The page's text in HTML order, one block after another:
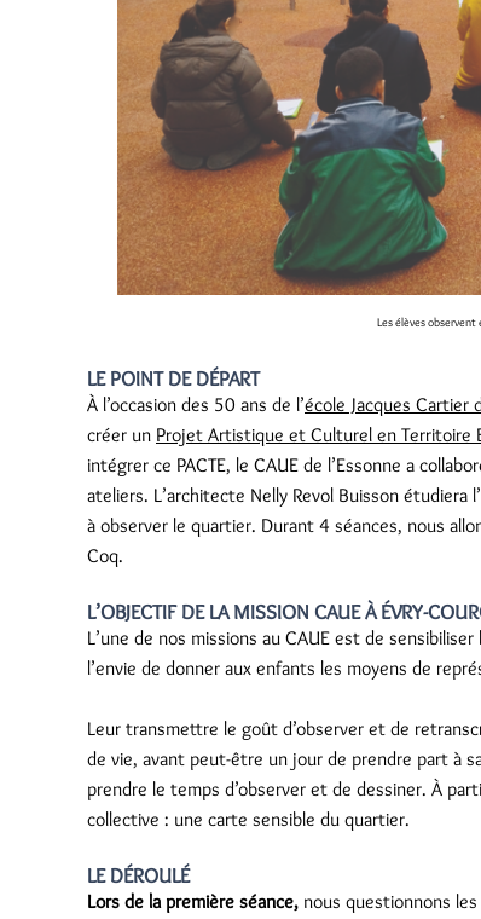
Les élèves
LE POINT DE DÉPART
À l’occasion des 50 ans de l’école Jacques Cartier
créer un Projet Artistique et Culturel en Territoire
intégrer ce PACTE, le CAUE de l’Essonne a
ateliers. L’architecte Nelly Revol Buisson étudiera
à observer le quartier. Durant 4 séances, nous
Coq.
L’OBJECTIF DE LA MISSION CAUE À ÉVRY-
L’une de nos missions au CAUE est de
l’envie de donner aux enfants les moyens de
Leur transmettre le goût d’observer et de
de vie, avant peut-être un jour de prendre part à
prendre le temps d’observer et de dessiner. À
collective : une carte sensible du quartier.
LE DÉROULÉ
Lors de la première séance, nous questionnons